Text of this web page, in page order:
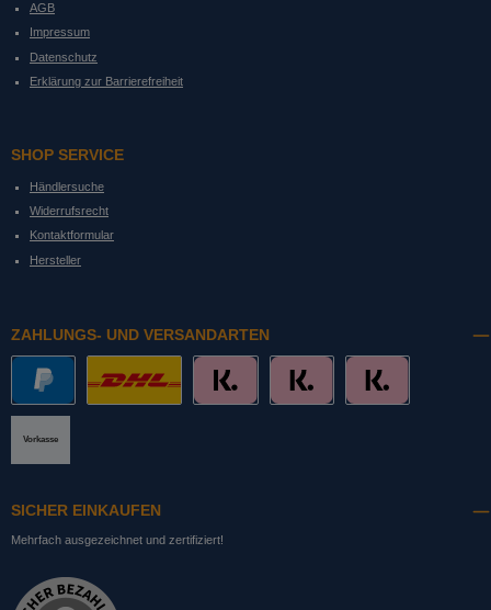
AGB
Impressum
Datenschutz
Erklärung zur Barrierefreiheit
SHOP SERVICE
Händlersuche
Widerrufsrecht
Kontaktformular
Hersteller
ZAHLUNGS- UND VERSANDARTEN
Vorkasse
SICHER EINKAUFEN
Mehrfach ausgezeichnet und zertifiziert!